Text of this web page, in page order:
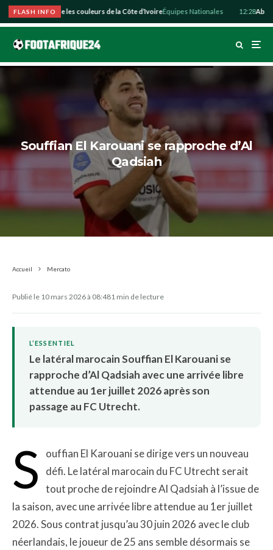
FLASH INFO
défendre les couleurs de la Côte d’IvoireÉquipes Nationales 12:28
Souffian El Karouani se rapproche d’Al
Qadsiah
Accueil Mercato
Publié le 10 mars 2026 à 08:481 min de lecture
L’ESSENTIEL
Le latéral marocain Souffian El Karouani se
rapproche d’Al Qadsiah avec une arrivée libre
attendue au 1er juillet 2026 après son
passage au FC Utrecht.
S
ouffian El Karouani se dirige vers un nouveau
défi. Le latéral marocain du FC Utrecht serait
tout proche de rejoindre Al Qadsiah à l’issue de
la saison, avec une arrivée libre attendue au 1er juillet
2026. Sous contrat jusqu’au 30 juin 2026 avec le club
néerlandais, le joueur de 25 ans semble désormais se